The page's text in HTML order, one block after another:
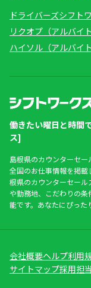
ドライバーズシフト
リクオプ（アルバイ
ハイソル（アルバイ
働きたい曜日と時間
ス]
島根県のカウンターセー
全国のお仕事情報を掲
根県のカウンターセー
や勤務地、こだわりの
能です。あなたにぴった
会社概要ヘルプ利用
サイトマップ採用担